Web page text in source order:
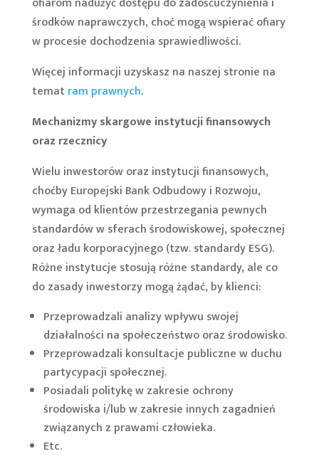
środków naprawczych, choć mogą wspierać ofiary
w procesie dochodzenia sprawiedliwości.
Więcej informacji uzyskasz na naszej stronie na
tematram prawnych.
Mechanizmy skargowe instytucji finansowych
oraz rzecznicy
Wielu inwestorów oraz instytucji finansowych,
choćby Europejski Bank Odbudowy i Rozwoju,
wymaga od klientów przestrzegania pewnych
standardów w sferach środowiskowej, społecznej
oraz ładu korporacyjnego (tzw. standardy ESG).
Różne instytucje stosują różne standardy, ale co
do zasady inwestorzy mogą żądać, by klienci:
Przeprowadzali analizy wpływu swojej
działalności na społeczeństwo oraz środowisko.
Przeprowadzali konsultacje publiczne w duchu
partycypacji społecznej.
Posiadali politykę w zakresie ochrony
środowiska i/lub w zakresie innych zagadnień
związanych z prawami człowieka.
Etc.